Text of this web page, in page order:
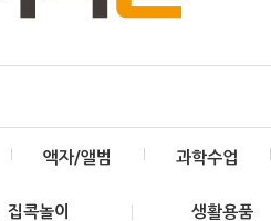
액자/앨범 과학수업
집콕놀이 생활용품